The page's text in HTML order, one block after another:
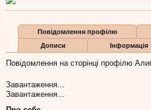
Повідомлення профілю
Дописи
Інформація
Повідомлення на сторінці профілю
Завантаження...
Завантаження...